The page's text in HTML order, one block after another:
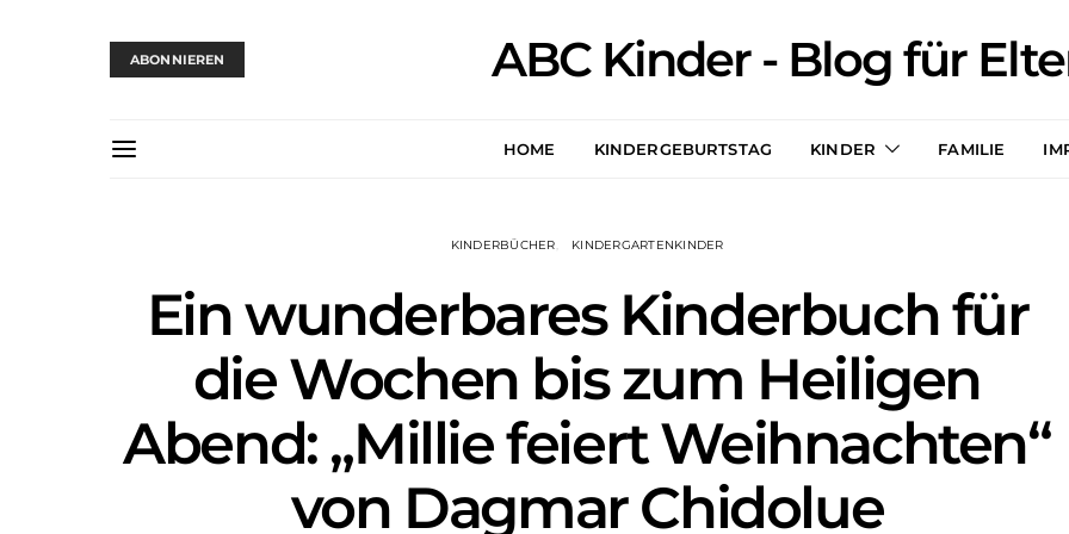
ABONNIEREN ABC Kinder - Blog für
HOME KINDERGEBURTSTAG KINDER FAMILIE
KINDERBÜCHER KINDERGARTENKINDER
Ein wunderbares Kinderbuch für
die Wochen bis zum Heiligen
Abend: „Millie feiert Weihnachten“
von Dagmar Chidolue